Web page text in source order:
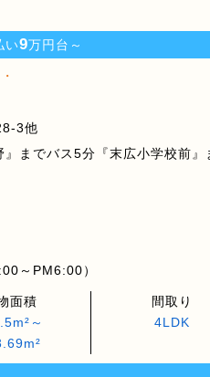
い9万円台～
3他
までバス5分『末広小学校前』
～PM6:00）
面積
～
間取り
4LDK